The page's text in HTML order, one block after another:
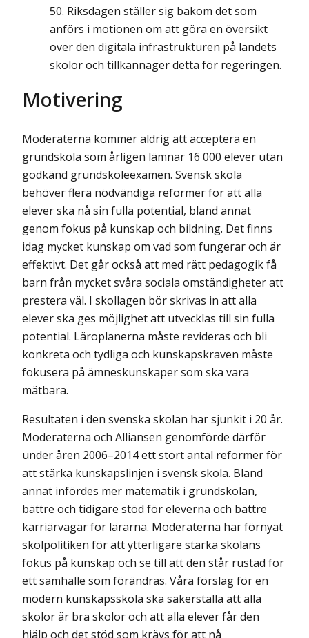
Riksdagen ställer sig bakom det som
anförs i motionen om att göra en översikt
över den digitala infrastrukturen på landets
skolor och tillkännager detta för regeringen.
Motivering
Moderaterna kommer aldrig att acceptera en
grundskola som årligen lämnar 16 000 elever utan
godkänd grundskoleexamen. Svensk skola
behöver flera nödvändiga reformer för att alla
elever ska nå sin fulla potential, bland annat
genom fokus på kunskap och bildning. Det finns
idag mycket kunskap om vad som fungerar och är
effektivt. Det går också att med rätt pedagogik få
barn från mycket svåra sociala omständigheter att
prestera väl. I skollagen bör skrivas in att alla
elever ska ges möjlighet att utvecklas till sin fulla
potential. Läroplanerna måste revideras och bli
konkreta och tydliga och kunskapskraven måste
fokusera på ämneskunskaper som ska vara
mätbara.
Resultaten i den svenska skolan har sjunkit i 20 år.
Moderaterna och Alliansen genomförde därför
under åren 2006–2014 ett stort antal reformer för
att stärka kunskapslinjen i svensk skola. Bland
annat infördes mer matematik i grundskolan,
bättre och tidigare stöd för eleverna och bättre
karriärvägar för lärarna. Moderaterna har förnyat
skolpolitiken för att ytterligare stärka skolans
fokus på kunskap och se till att den står rustad för
ett samhälle som förändras. Våra förslag för en
modern kunskaps­skola ska säkerställa att alla
skolor är bra skolor och att alla elever får den
hjälp och det stöd som krävs för att nå